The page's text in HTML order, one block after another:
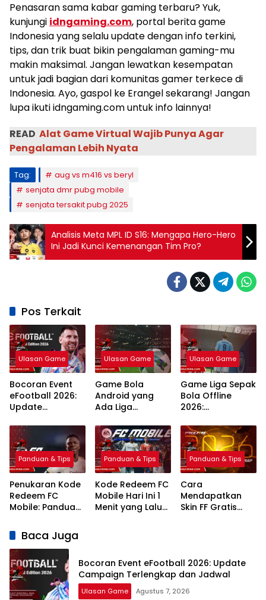
Penasaran sama kabar gaming terbaru? Yuk,
kunjungi idngaming.com, portal berita game
Indonesia yang selalu update dengan info terkini,
tips, dan trik buat bikin pengalaman gaming-mu
makin maksimal. Jangan lewatkan kesempatan
untuk jadi bagian dari komunitas gamer terkece di
Indonesia. Ayo, gaspol ke Erangel sekarang! Jangan
lupa ikuti idngaming.com untuk info lainnya!
READ Alat Game Virtual Wajib Punya Agar
Pengalaman Lebih Nyata
Tag:
aug vs m416 vs beryl
senjata dmr pubg mobile
senjata tersakit pubg 2025
Analisis Meta MPL ID S16: Mengapa Hero-Hero
Ini Jadi Kunci Kemenangan Tim Pro?
Pos Terkait
Ulasan Game
Bocoran Event
eFootball 2026:
Update
Terlengkap dan
Jadwal
Ulasan Game
Game Bola
Android yang
Ada Liga
Pilihan Terbaik
Ulasan Game
Game Liga Sepak
Bola Offline
2026:
Terbaik Grafik
Realistis
Panduan & Tips
Penukaran Kode
Redeem FC
Mobile: Panduan
2026
Panduan & Tips
Kode Redeem FC
Mobile Hari Ini 1
Menit yang Lalu
Panduan & Tips
Cara
Mendapatkan
Skin FF Gratis
Baca Juga
Bocoran Event eFootball 2026: Update
Campaign Terlengkap dan Jadwal
Ulasan Game Agustus 7, 2026